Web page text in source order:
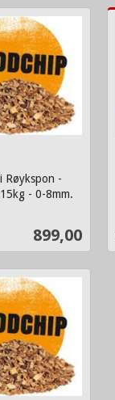
Kjøp
Røykspon -
- 0-8mm.
Pris
899,00
Kjøp